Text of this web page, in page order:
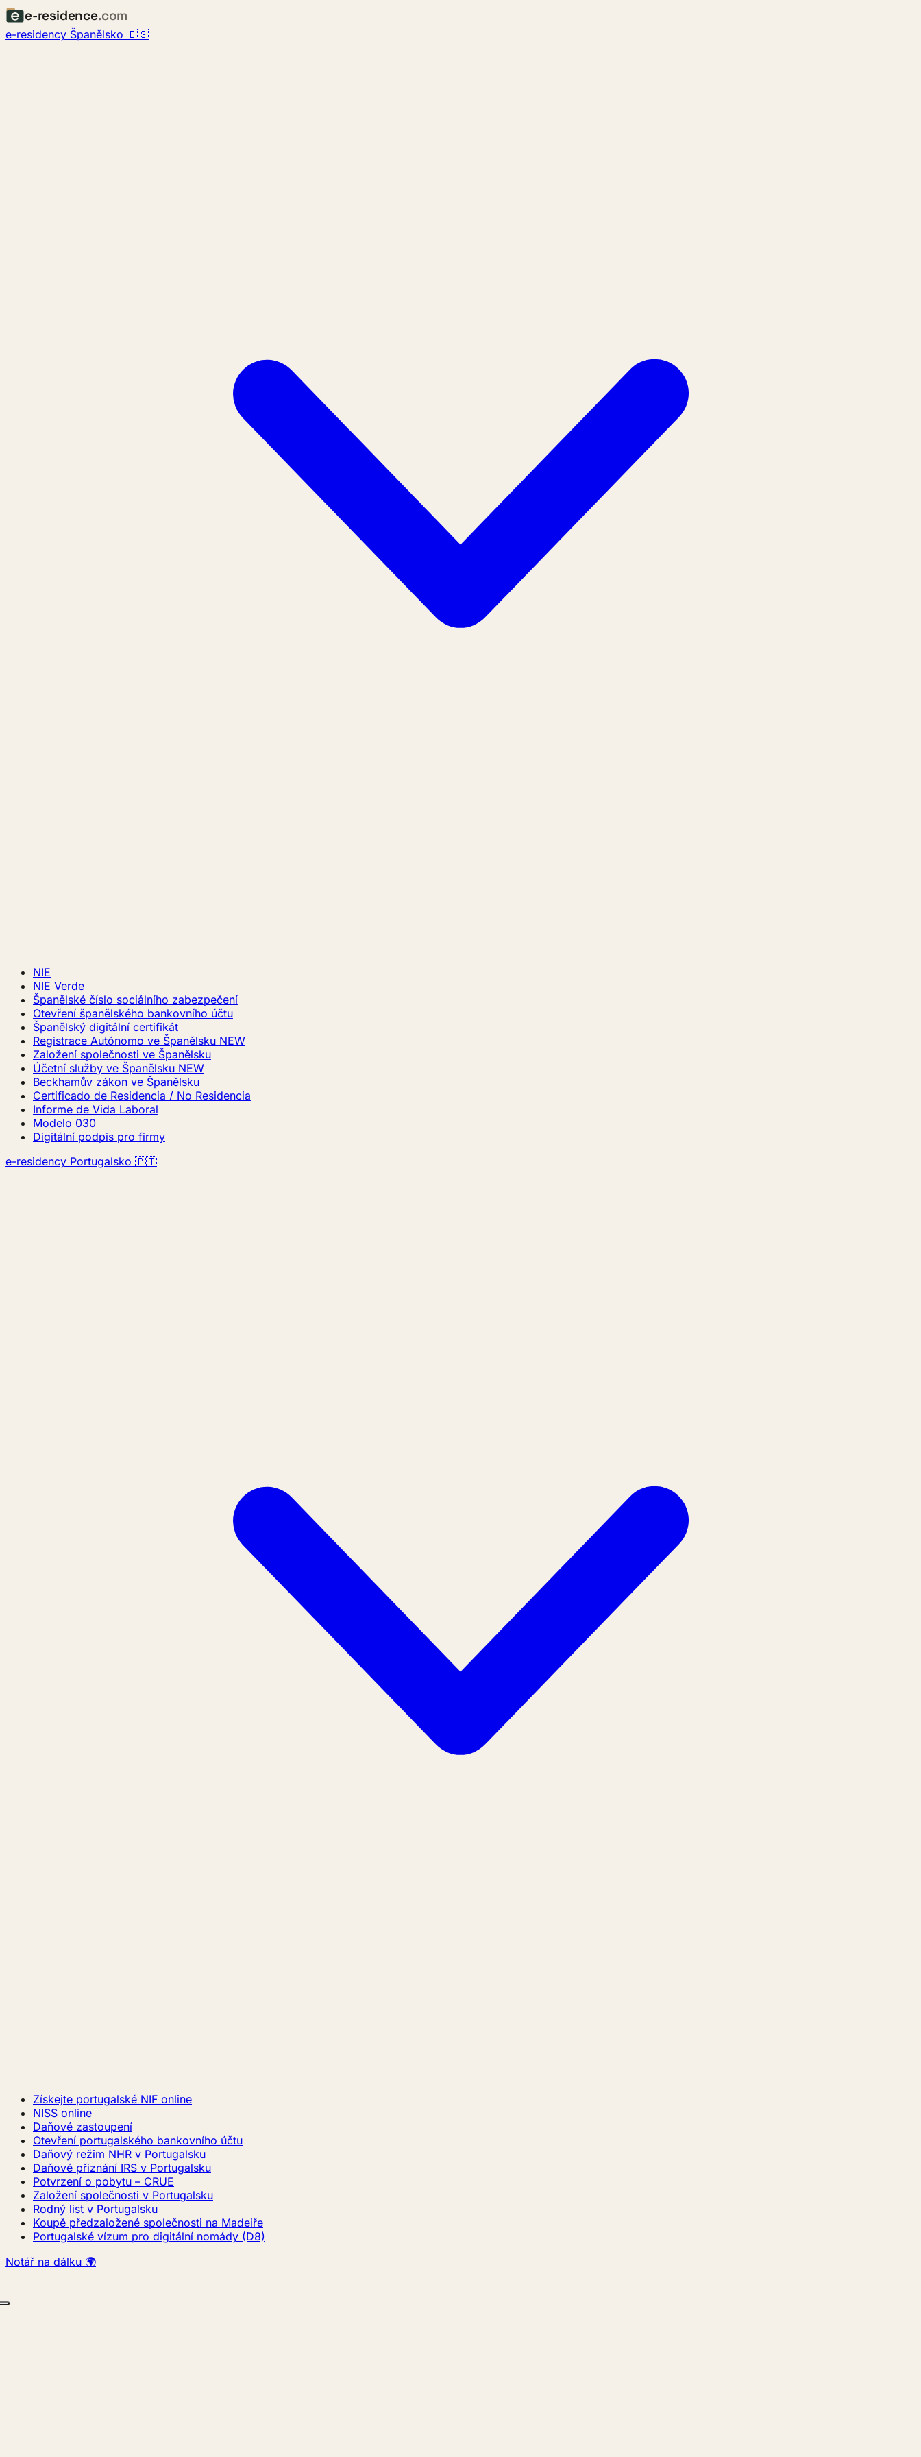
e-residence.com
e-residency Španělsko 🇪🇸
NIE
NIE Verde
Španělské číslo sociálního zabezpečení
Otevření španělského bankovního účtu
Španělský digitální certifikát
Registrace Autónomo ve Španělsku NEW
Založení společnosti ve Španělsku
Účetní služby ve Španělsku NEW
Beckhamův zákon ve Španělsku
Certificado de Residencia / No Residencia
Informe de Vida Laboral
Modelo 030
Digitální podpis pro firmy
e-residency Portugalsko 🇵🇹
Získejte portugalské NIF online
NISS online
Daňové zastoupení
Otevření portugalského bankovního účtu
Daňový režim NHR v Portugalsku
Daňové přiznání IRS v Portugalsku
Potvrzení o pobytu – CRUE
Založení společnosti v Portugalsku
Rodný list v Portugalsku
Koupě předzaložené společnosti na Madeiře
Portugalské vízum pro digitální nomády (D8)
Notář na dálku 🌍